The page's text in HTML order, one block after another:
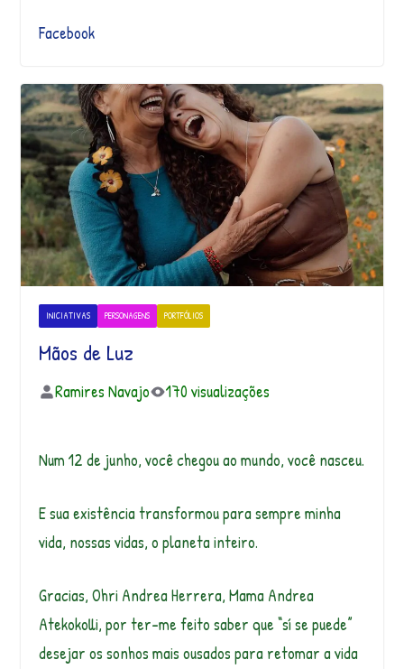
Facebook
INICIATIVAS PERSONAGENS PORTFÓLIOS
Mãos de Luz
Ramires Navajo 170 visualizações
Num 12 de junho, você chegou ao mundo, você nasceu.
E sua existência transformou para sempre minha
vida, nossas vidas, o planeta inteiro.
Gracias, Ohri Andrea Herrera, Mama Andrea
Atekokolli, por ter-me feito saber que “sí se puede”
desejar os sonhos mais ousados para retomar a vida